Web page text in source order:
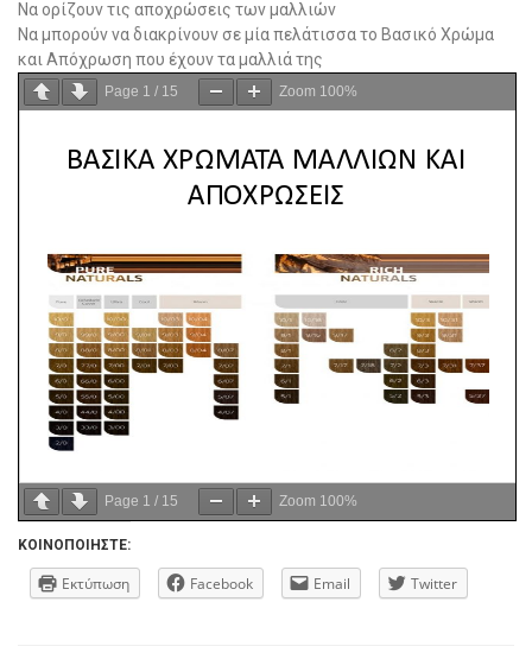
Να ορίζουν τις αποχρώσεις των μαλλιών
Να μπορούν να διακρίνουν σε μία πελάτισσα το Βασικό Χρώμα
και Απόχρωση που έχουν τα μαλλιά της
Page 1 / 15 Zoom 100%
Page 1 / 15 Zoom 100%
ΚΟΙΝΟΠΟΙΉΣΤΕ:
Εκτύπωση Facebook Email Twitter